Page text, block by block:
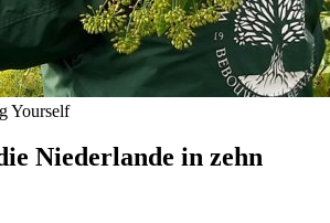
Yourself
Niederlande in zehn